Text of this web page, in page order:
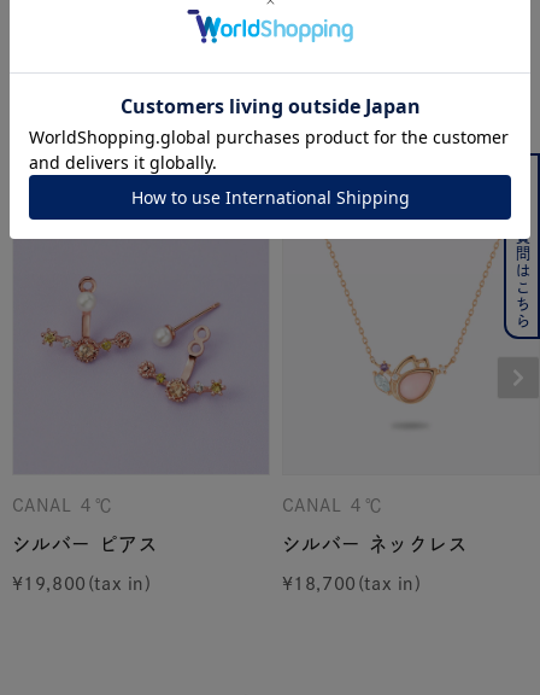
シルバー ネックレス
こちらの商品もおすすめです
CANAL ４℃
シルバー ピアス
¥19,800
CANAL ４℃
シルバー ネックレス
¥18,700
よくある質問はこちら